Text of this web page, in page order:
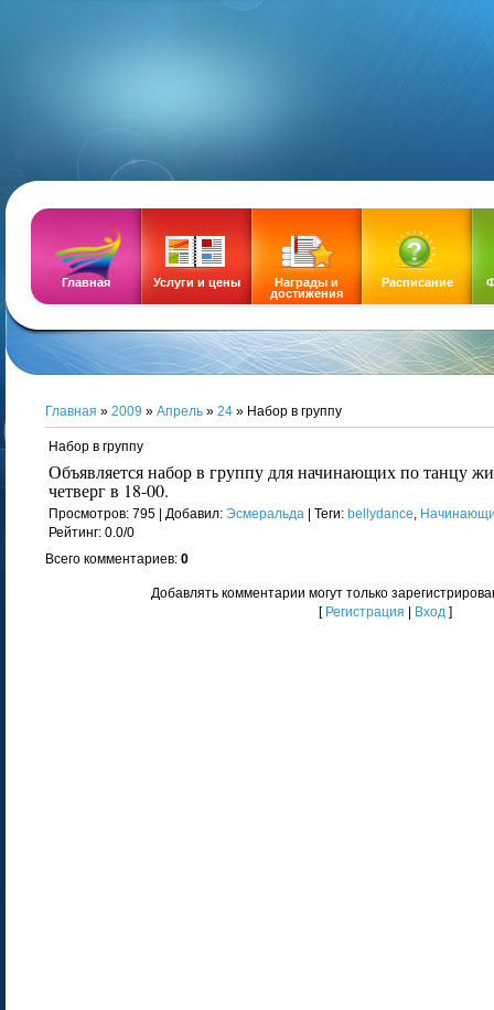
Главная Услуги и цены
Награды и
достижения
Расписание
Главная » 2009 » Апрель » 24 » Набор в группу
Набор в группу
Объявляется набор в группу для начинающих по танцу
четверг в 18-00.
Просмотров: 795 | Добавил: Эсмеральда Теги: bellydance,
Рейтинг: 0.0/0
Всего комментариев: 0
Добавлять комментарии могут только
[ Регистрация Вход]